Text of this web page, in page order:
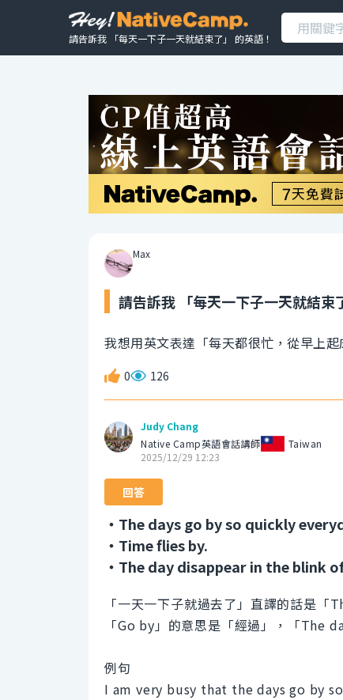
請告訴我 「每天一下子一天就結束了」 的英語！
Max
請告訴我 「每天一下子一天就結束
我想用英文表達「每天都很忙，從早上
0 126
Judy Chang
Native Camp英語會話講師
Taiwan
2025/12/29 12:23
回答
・The days go by so quickly
・Time flies by.
・The day disappear in the blink
「一天一下子就過去了」直譯的話是
「Go by」的意思是「經過」，「The
例句
I am very busy that the days go by